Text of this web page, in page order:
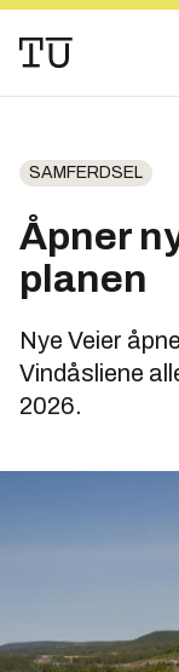
SAMFERDSEL
Åpner
planen
Nye Veier
Vindåsliene
2026.